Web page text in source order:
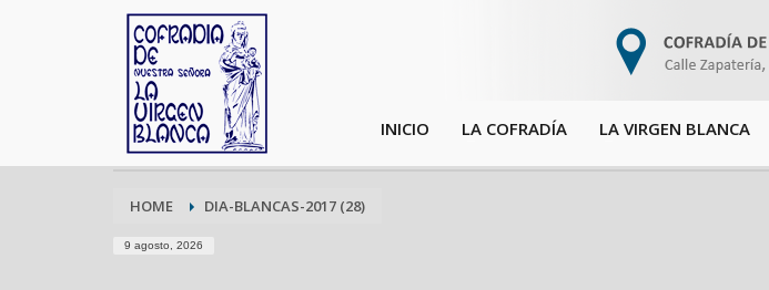
INICIO LA COFRADÍA LA VIRGEN BLANCA
HOME DIA-BLANCAS-2017 (28)
9 agosto, 2026